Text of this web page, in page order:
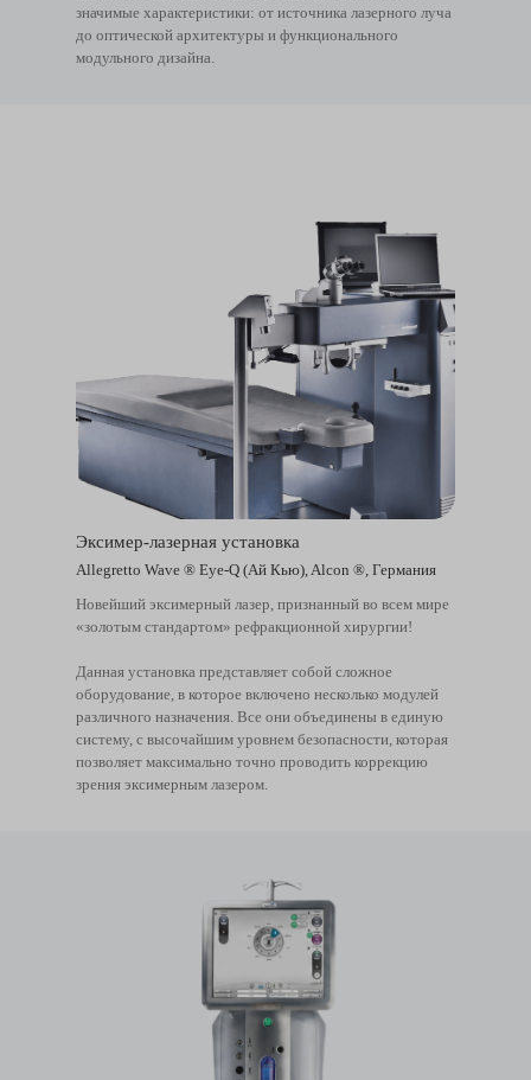
значимые характеристики: от источника лазерного луча
до оптической архитектуры и функционального
модульного дизайна.
Эксимер-лазерная установка
Allegretto Wave ® Eye-Q (Ай Кью), Alcon ®, Германия
Новейший эксимерный лазер, признанный во всем мире
«золотым стандартом» рефракционной хирургии!
Данная установка представляет собой сложное
оборудование, в которое включено несколько модулей
различного назначения. Все они объединены в единую
систему, с высочайшим уровнем безопасности, которая
позволяет максимально точно проводить коррекцию
зрения эксимерным лазером.